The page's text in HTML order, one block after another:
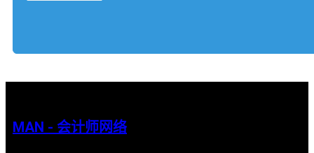
MAN - 会计师网络